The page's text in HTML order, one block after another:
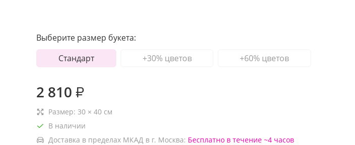
Выберите размер букета:
Стандарт
+30% цветов +60% цветов
2 810 ₽
Размер: 30 × 40 см
В наличии
Доставка в пределах МКАД в г. Москва: Бесплатно в течение ~4 часов